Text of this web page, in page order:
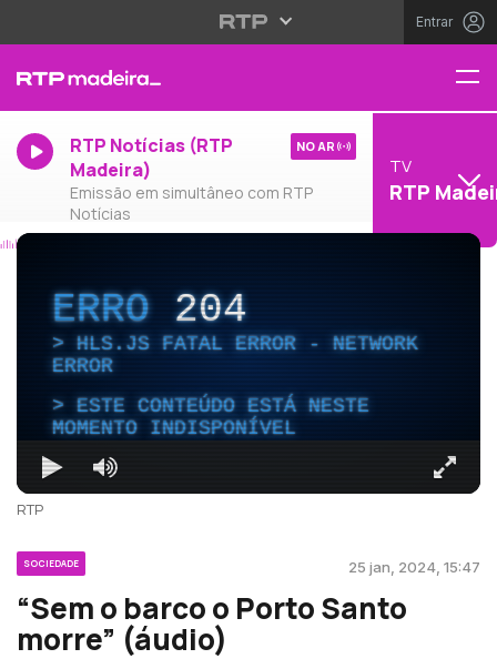
Entrar
RTP Notícias (RTP
Madeira)
Emissão em simultâneo com RTP
Notícias
NO AR
TV
RTP
ERRO204
HLS.JS FATAL ERROR - NETWORK
ERROR
ESTE CONTEÚDO ESTÁ NESTE
MOMENTO INDISPONÍVEL
RTP
SOCIEDADE 25 jan, 2024, 15:47
“Sem o barco o Porto Santo
morre” (áudio)